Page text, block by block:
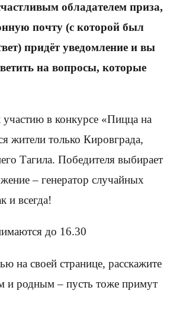
обладателем приза,
почту (с которой был
придёт уведомление и вы
на вопросы, которые
в конкурсе «Пицца на
жители только Кировграда,
Тагила. Победителя выбирает
– генератор случайных
и всегда!
до 16.30
на своей странице, расскажите
и родным – пусть тоже примут